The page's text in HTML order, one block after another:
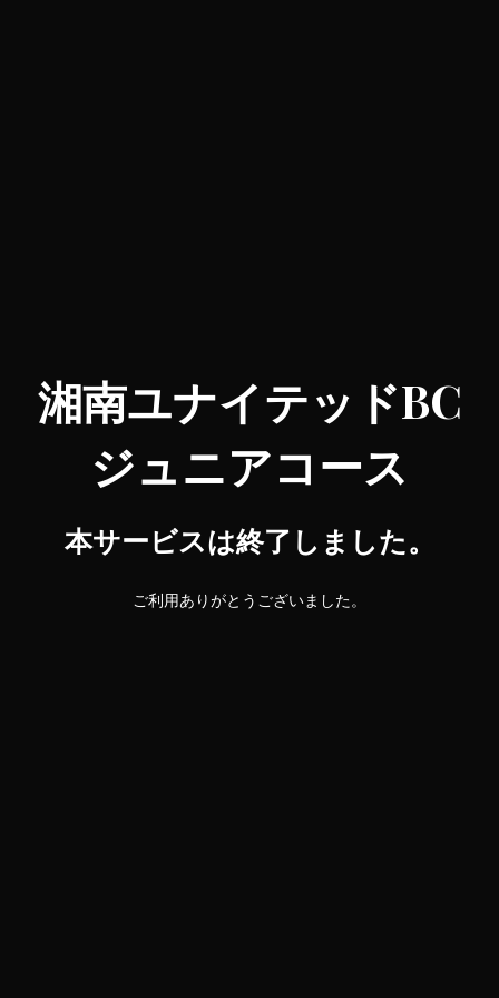
湘南ユナイテッドBC
ジュニアコース
本サービスは終了しました。
ご利用ありがとうございました。